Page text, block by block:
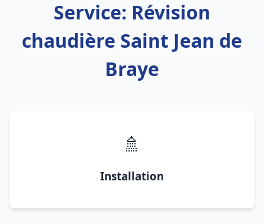
Service: Révision
chaudière Saint Jean de
Braye
🚿
Installation